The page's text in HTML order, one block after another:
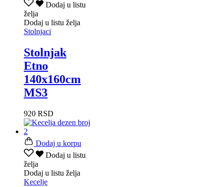
Dodaj u listu
želja
Dodaj u listu želja
Stolnjaci
Stolnjak
Etno
140x160cm
MS3
920 RSD
Dodaj u korpu
Dodaj u listu
želja
Dodaj u listu želja
Kecelje